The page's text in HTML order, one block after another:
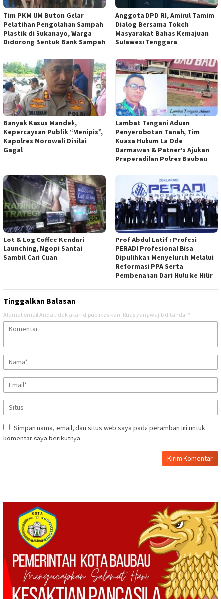
Tim PKM UM Buton Gelar
Pelatihan Pengolahan Sampah
Plastik di Sukanayo, Warga
Didorong Bentuk Bank Sampah
Anggota DPD RI, Amirul Tamim
Dialog Bersama Tokoh
Masyarakat Bahas Kemajuan
Sulawesi Tenggara
Banyak Kasus Mandek,
Kepercayaan Publik “Menipis”,
Kapolres Morowali Dinilai
Gagal
Lambat Tangani Aduan
Penyerobotan Tanah, Tim
Kuasa Hukum La Ode
Darmawan & Patner’s Ajukan
Praperadilan Polres Baubau
Lot & Log Coffee Kendari
Launching, Ngopi Santai
Sambil Cari Cuan
Prof Abdul Latif : Profesi
PERADI Profesional Bisa
Dipulihkan Menyeluruh Melalui
Reformasi PPA Serta
Pembenahan Dari Hulu ke Hilir
Tinggalkan Balasan
Alamat email Anda tidak akan dipublikasikan. Ruas yang wajib ditandai *
Simpan nama, email, dan situs web saya pada peramban ini untuk
komentar saya berikutnya.